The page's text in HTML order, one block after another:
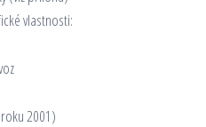
vlastnosti:
2001)